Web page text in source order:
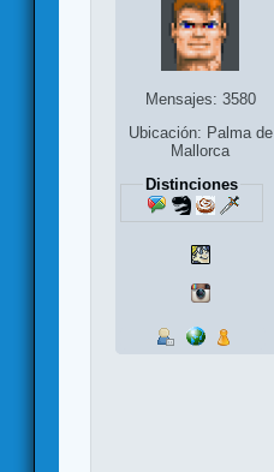
Mensajes: 3580
Ubicación: Palma de
Mallorca
Distinciones